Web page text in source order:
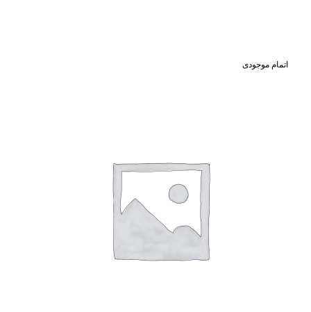
اتمام موجودی